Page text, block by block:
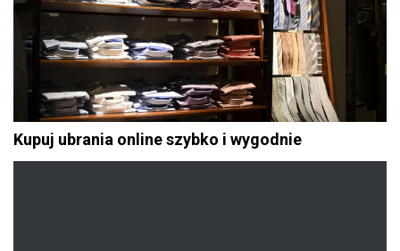
Kupuj ubrania online szybko i wygodnie